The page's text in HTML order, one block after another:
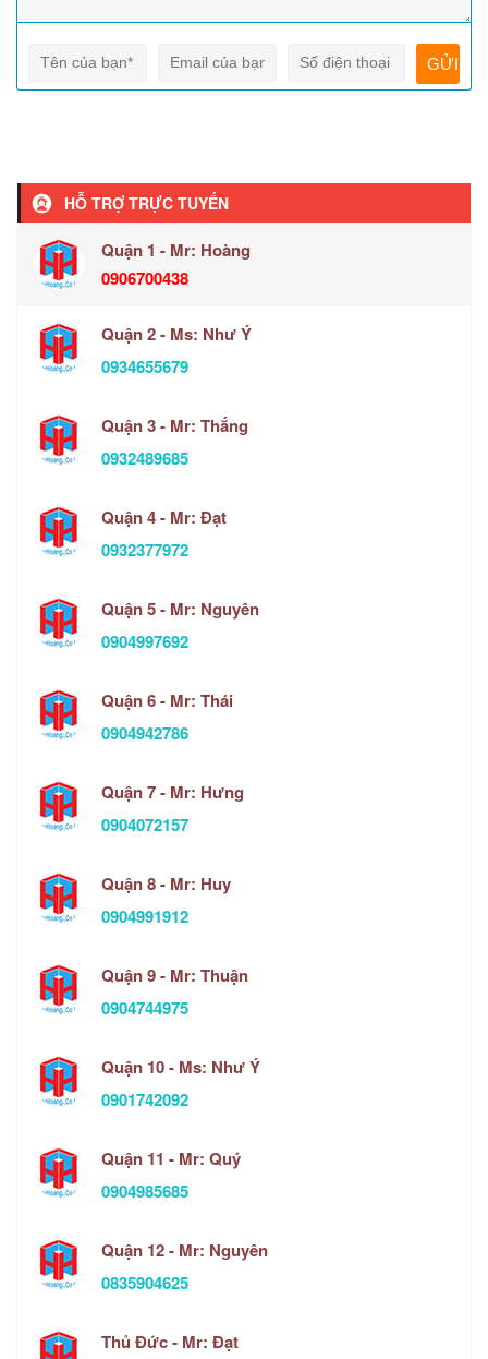
HỖ TRỢ TRỰC TUYẾN
Quận 1 - Mr: Hoàng
0906700438
Quận 2 - Ms: Như Ý
0934655679
Quận 3 - Mr: Thắng
0932489685
Quận 4 - Mr: Đạt
0932377972
Quận 5 - Mr: Nguyên
0904997692
Quận 6 - Mr: Thái
0904942786
Quận 7 - Mr: Hưng
0904072157
Quận 8 - Mr: Huy
0904991912
Quận 9 - Mr: Thuận
0904744975
Quận 10 - Ms: Như Ý
0901742092
Quận 11 - Mr: Quý
0904985685
Quận 12 - Mr: Nguyên
0835904625
Thủ Đức - Mr: Đạt